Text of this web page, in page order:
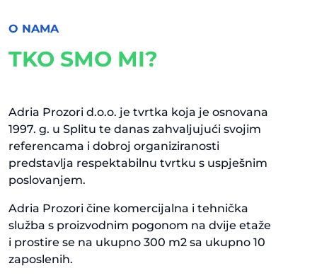
O NAMA
TKO SMO MI?
Adria Prozori d.o.o. je tvrtka koja je osnovana
1997. g. u Splitu te danas zahvaljujući svojim
referencama i dobroj organiziranosti
predstavlja respektabilnu tvrtku s uspješnim
poslovanjem.
Adria Prozori čine komercijalna i tehnička
služba s proizvodnim pogonom na dvije etaže
i prostire se na ukupno 300 m2 sa ukupno 10
zaposlenih.